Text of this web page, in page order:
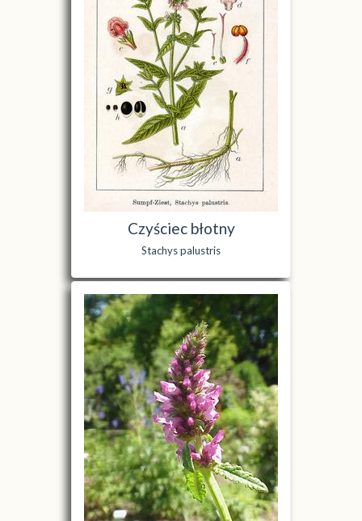
Czyściec błotny
Stachys palustris